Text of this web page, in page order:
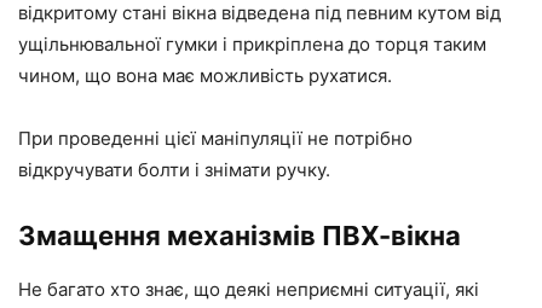
відкритому стані вікна відведена під певним кутом від
ущільнювальної гумки і прикріплена до торця таким
чином, що вона має можливість рухатися.
При проведенні цієї маніпуляції не потрібно
відкручувати болти і знімати ручку.
Змащення механізмів ПВХ-вікна
Не багато хто знає, що деякі неприємні ситуації, які